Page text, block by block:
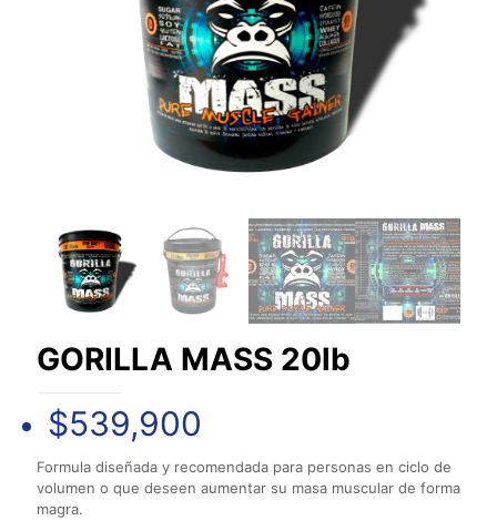
GORILLA MASS 20lb
$539,900
Formula diseñada y recomendada para personas en ciclo de
volumen o que deseen aumentar su masa muscular de forma
magra.